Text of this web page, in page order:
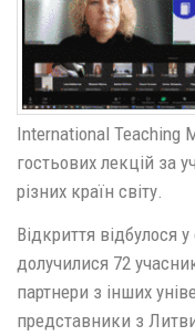
International Teaching
гостьових лекцій за
різних країн світу.
Відкриття відбулося
долучилися 72
партнери з інших
представники з